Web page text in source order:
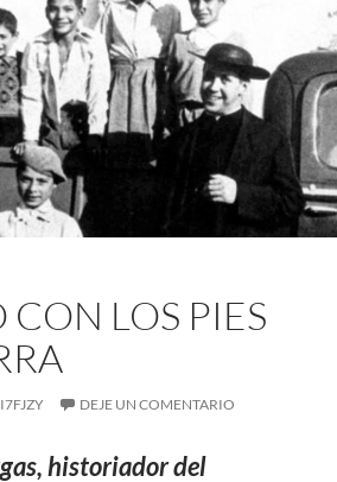
CON LOS PIES
DEJE UN COMENTARIO
historiador del